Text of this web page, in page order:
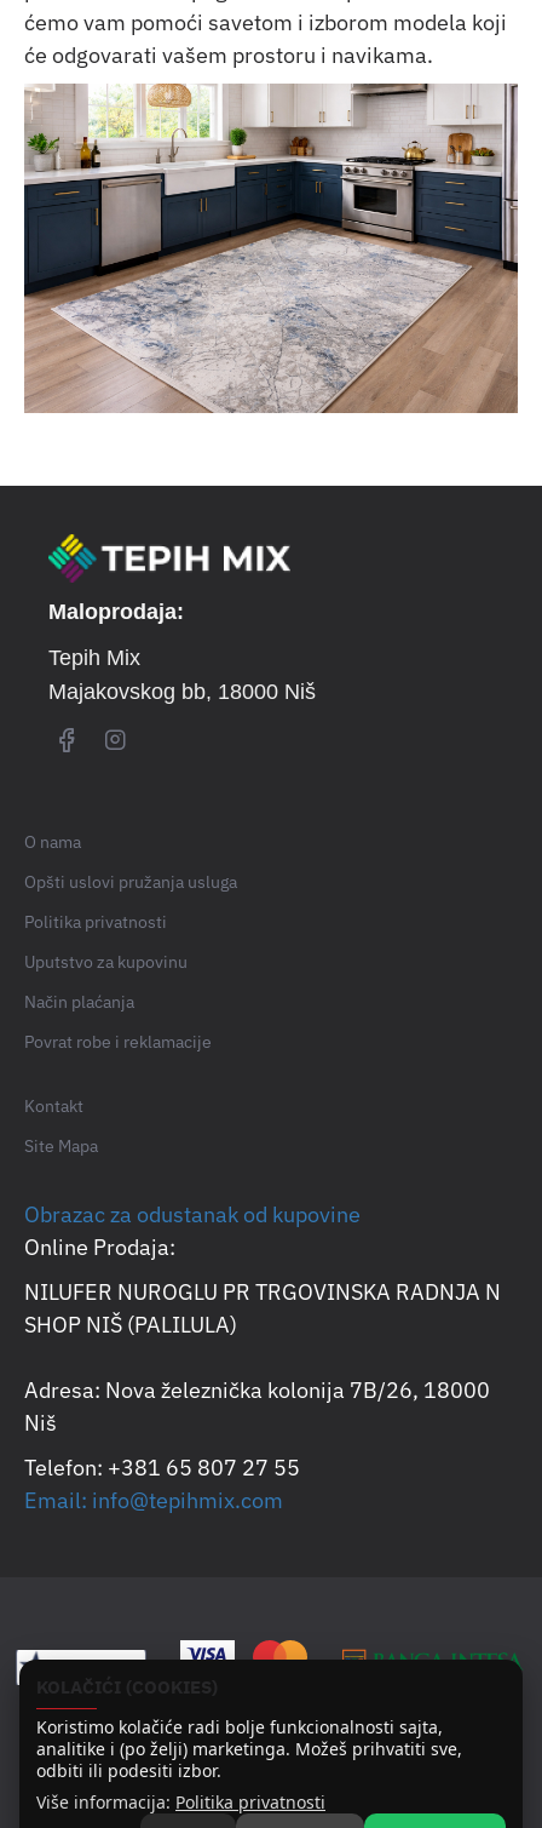
ćemo vam pomoći savetom i izborom modela koji
će odgovarati vašem prostoru i navikama.
Maloprodaja:
Tepih Mix
Majakovskog bb, 18000 Niš
O nama
Opšti uslovi pružanja usluga
Politika privatnosti
Uputstvo za kupovinu
Način plaćanja
Povrat robe i reklamacije
Kontakt
Site Mapa
Obrazac za odustanak od kupovine
Online Prodaja:
NILUFER NUROGLU PR TRGOVINSKA RADNJA N
SHOP NIŠ (PALILULA)
Adresa: Nova železnička kolonija 7B/26, 18000
Niš
Telefon: +381 65 807 27 55
Email: info@tepihmix.com
KOLAČIĆI (COOKIES)
Koristimo kolačiće radi bolje funkcionalnosti sajta,
analitike i (po želji) marketinga. Možeš prihvatiti sve,
odbiti ili podesiti izbor.
Više informacija: Politika privatnosti